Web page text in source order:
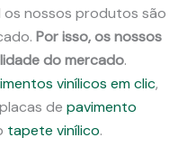
os nossos produtos são
Por isso, os nossos
do mercado.
vinílicos em clic,
de pavimento
tapete vinílico.